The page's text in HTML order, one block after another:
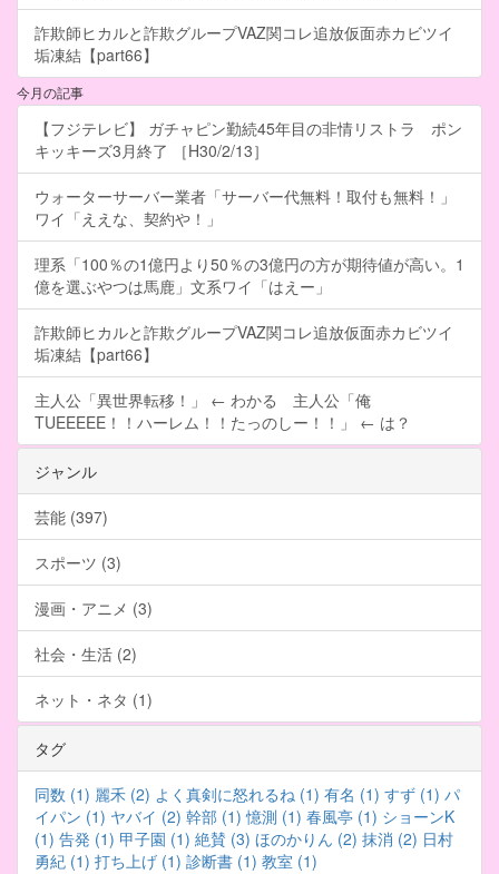
詐欺師ヒカルと詐欺グループVAZ関コレ追放仮面赤カビツイ
垢凍結【part66】
今月の記事
【フジテレビ】 ガチャピン勤続45年目の非情リストラ ポン
キッキーズ3月終了 ［H30/2/13］
ウォーターサーバー業者「サーバー代無料！取付も無料！」
ワイ「ええな、契約や！」
理系「100％の1億円より50％の3億円の方が期待値が高い。1
億を選ぶやつは馬鹿」文系ワイ「はえー」
詐欺師ヒカルと詐欺グループVAZ関コレ追放仮面赤カビツイ
垢凍結【part66】
主人公「異世界転移！」 ← わかる 主人公「俺
TUEEEEE！！ハーレム！！たっのしー！！」 ← は？
ジャンル
芸能 (397)
スポーツ (3)
漫画・アニメ (3)
社会・生活 (2)
ネット・ネタ (1)
タグ
同数 (1) 麗禾 (2) よく真剣に怒れるね (1) 有名 (1) すず (1) パ
イパン (1) ヤバイ (2) 幹部 (1) 憶測 (1) 春風亭 (1) ショーンK
(1) 告発 (1) 甲子園 (1) 絶賛 (3) ほのかりん (2) 抹消 (2) 日村
勇紀 (1) 打ち上げ (1) 診断書 (1) 教室 (1)